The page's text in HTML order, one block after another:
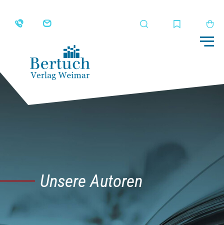
Merkliste
Unsere Autoren